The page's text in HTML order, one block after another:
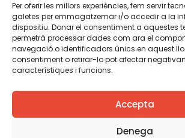
Per oferir les millors experiències, fem servir
galetes per emmagatzemar i/o accedir a la
dispositiu. Donar el consentiment a aquestes
permetrà processar dades com ara el
navegació o identificadors únics en aquest
consentiment o retirar-lo pot afectar
característiques i funcions.
Accepta
Denega
TWT YTB IG FB IN
Aviso legalPolítica de cookies
Creemos que el conocimiento debe
utilizamos una licencia Creative
algún material indiquemos lo contrario.
copiar, redistribuir, remezclar o